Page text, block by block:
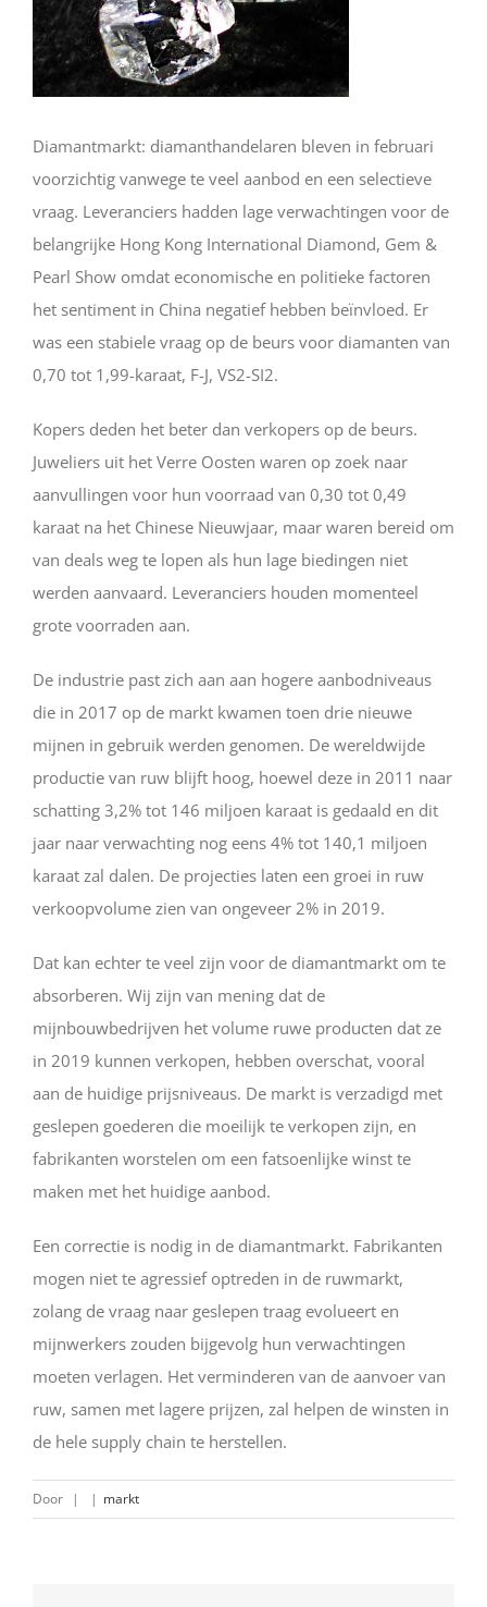
Diamantmarkt: diamanthandelaren bleven in februari
voorzichtig vanwege te veel aanbod en een selectieve
vraag. Leveranciers hadden lage verwachtingen voor de
belangrijke Hong Kong International Diamond, Gem &
Pearl Show omdat economische en politieke factoren
het sentiment in China negatief hebben beïnvloed. Er
was een stabiele vraag op de beurs voor diamanten van
0,70 tot 1,99-karaat, F-J, VS2-SI2.
Kopers deden het beter dan verkopers op de beurs.
Juweliers uit het Verre Oosten waren op zoek naar
aanvullingen voor hun voorraad van 0,30 tot 0,49
karaat na het Chinese Nieuwjaar, maar waren bereid om
van deals weg te lopen als hun lage biedingen niet
werden aanvaard. Leveranciers houden momenteel
grote voorraden aan.
De industrie past zich aan aan hogere aanbodniveaus
die in 2017 op de markt kwamen toen drie nieuwe
mijnen in gebruik werden genomen. De wereldwijde
productie van ruw blijft hoog, hoewel deze in 2011 naar
schatting 3,2% tot 146 miljoen karaat is gedaald en dit
jaar naar verwachting nog eens 4% tot 140,1 miljoen
karaat zal dalen. De projecties laten een groei in ruw
verkoopvolume zien van ongeveer 2% in 2019.
Dat kan echter te veel zijn voor de diamantmarkt om te
absorberen. Wij zijn van mening dat de
mijnbouwbedrijven het volume ruwe producten dat ze
in 2019 kunnen verkopen, hebben overschat, vooral
aan de huidige prijsniveaus. De markt is verzadigd met
geslepen goederen die moeilijk te verkopen zijn, en
fabrikanten worstelen om een fatsoenlijke winst te
maken met het huidige aanbod.
Een correctie is nodig in de diamantmarkt. Fabrikanten
mogen niet te agressief optreden in de ruwmarkt,
zolang de vraag naar geslepen traag evolueert en
mijnwerkers zouden bijgevolg hun verwachtingen
moeten verlagen. Het verminderen van de aanvoer van
ruw, samen met lagere prijzen, zal helpen de winsten in
de hele supply chain te herstellen.
Door | | markt